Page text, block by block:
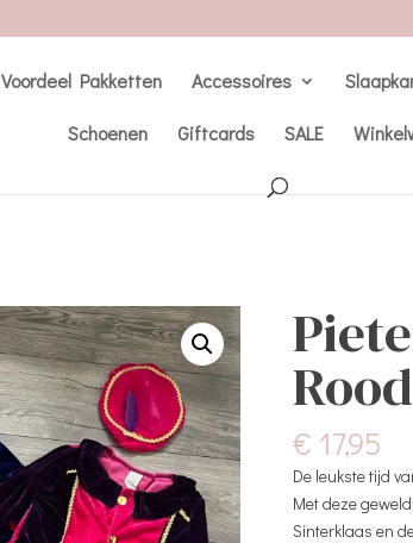
Voordeel Pakketten Accessoires
Schoenen Giftcards SALE
Rood
€ 17,95
De leukste tijd
Met deze
Sinterklaas en